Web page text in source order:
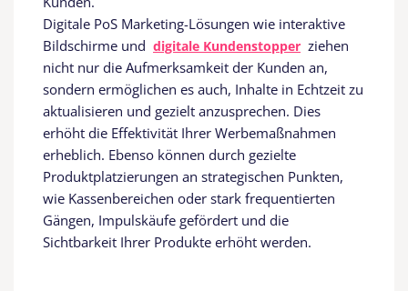
Digitale PoS Marketing-Lösungen wie interaktive
Bildschirme und digitale Kundenstopper ziehen
nicht nur die Aufmerksamkeit der Kunden an,
sondern ermöglichen es auch, Inhalte in Echtzeit zu
aktualisieren und gezielt anzusprechen. Dies
erhöht die Effektivität Ihrer Werbemaßnahmen
erheblich. Ebenso können durch gezielte
Produktplatzierungen an strategischen Punkten,
wie Kassenbereichen oder stark frequentierten
Gängen, Impulskäufe gefördert und die
Sichtbarkeit Ihrer Produkte erhöht werden.